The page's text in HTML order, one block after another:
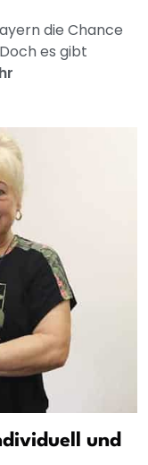
die Chance
es gibt
und